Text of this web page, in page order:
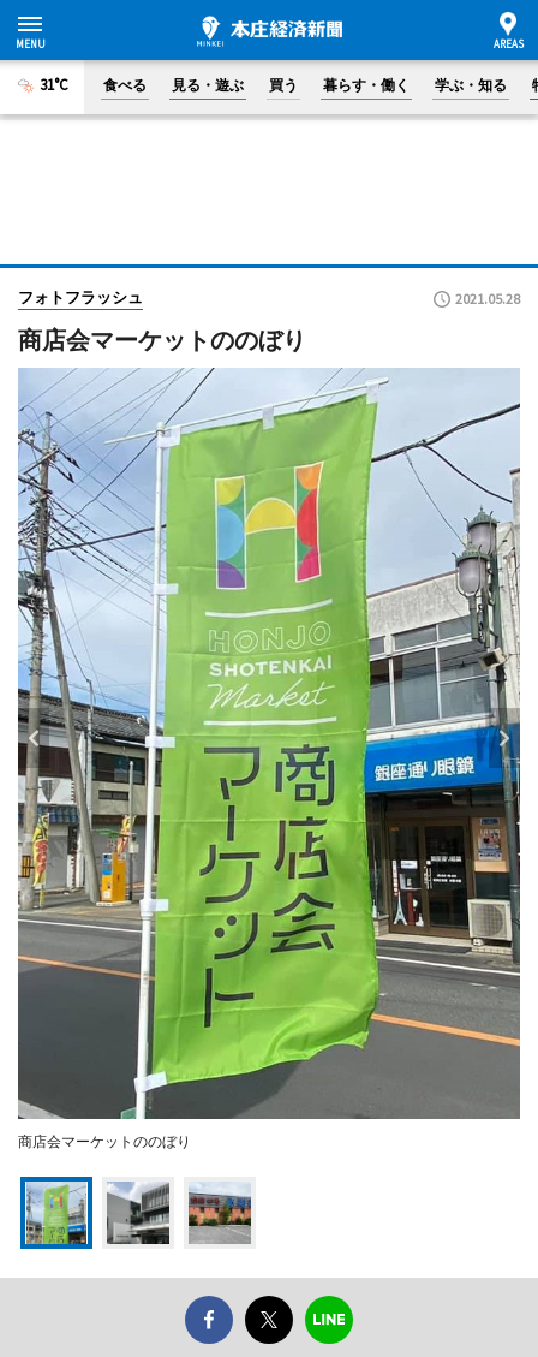
31°C 食べる 見る・遊ぶ 買う 暮らす・働く 学ぶ・知る
フォトフラッシュ 2021.05.28
商店会マーケットののぼり
商店会マーケットののぼり